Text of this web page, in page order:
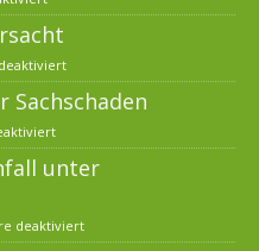
Sachschaden
unter
deaktiviert